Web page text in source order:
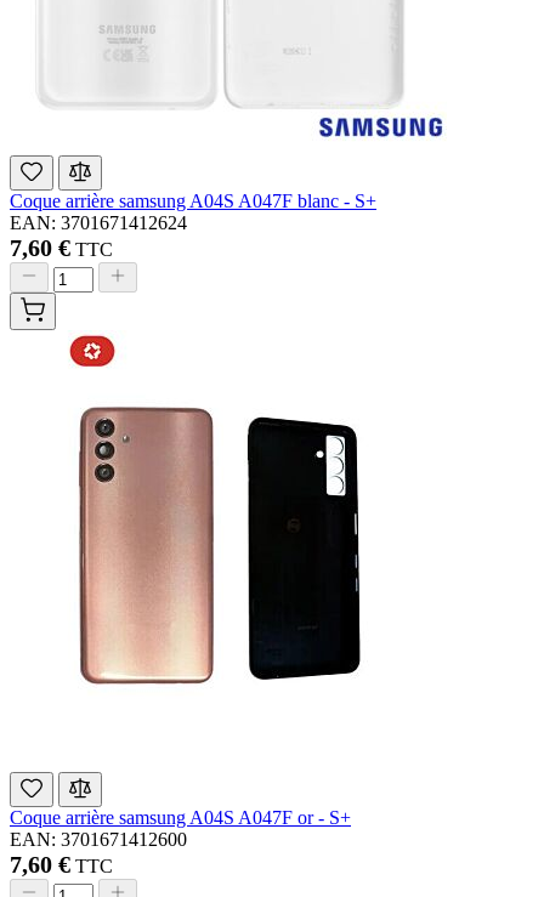
Coque arrière samsung A04S A047F blanc - S+
EAN: 3701671412624
7,60 € TTC
Coque arrière samsung A04S A047F or - S+
EAN: 3701671412600
7,60 € TTC